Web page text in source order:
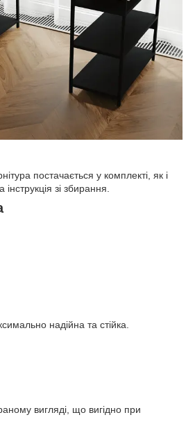
постачається у комплекті, як і
зі збирання.
надійна та стійка.
вигляді, що вигідно при